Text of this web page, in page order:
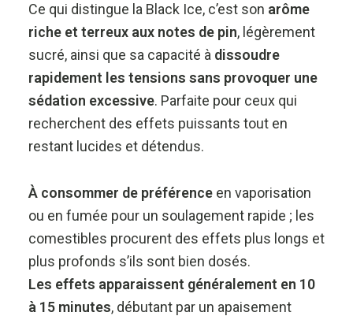
Ce qui distingue la Black Ice, c’est son arôme
riche et terreux aux notes de pin, légèrement
sucré, ainsi que sa capacité à dissoudre
rapidement les tensions sans provoquer une
sédation excessive. Parfaite pour ceux qui
recherchent des effets puissants tout en
restant lucides et détendus.
À consommer de préférenceen vaporisation
ou en fumée pour un soulagement rapide ; les
comestibles procurent des effets plus longs et
plus profonds s’ils sont bien dosés.
Les effets apparaissent généralement en 10
à 15 minutes, débutant par un apaisement